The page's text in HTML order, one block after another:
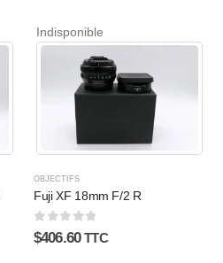
Indisponible
OBJECTIFS
Fuji XF 18mm F/2 R
0sur 5
$406.60 TTC